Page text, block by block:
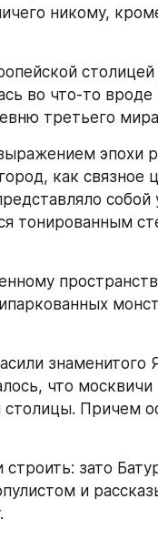
никому,
во что-то вроде
третьего
эпохи
как связное
собой
тонированным
знаменитого
что
Причем
зато
и